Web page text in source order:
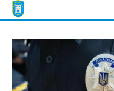
Skip
to